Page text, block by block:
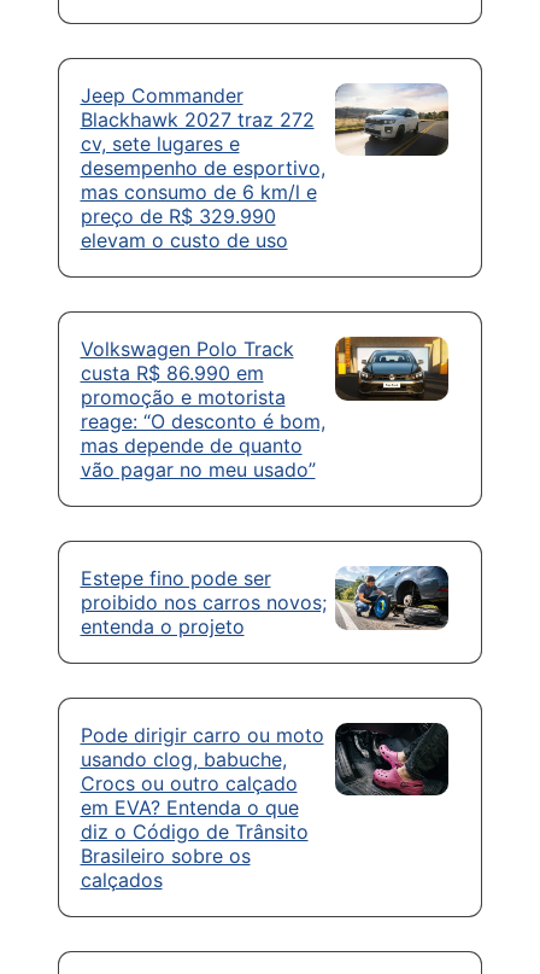
Jeep Commander
Blackhawk 2027 traz 272
cv, sete lugares e
desempenho de esportivo,
mas consumo de 6 km/l e
preço de R$ 329.990
elevam o custo de uso
Volkswagen Polo Track
custa R$ 86.990 em
promoção e motorista
reage: “O desconto é bom,
mas depende de quanto
vão pagar no meu usado”
Estepe fino pode ser
proibido nos carros novos;
entenda o projeto
Pode dirigir carro ou moto
usando clog, babuche,
Crocs ou outro calçado
em EVA? Entenda o que
diz o Código de Trânsito
Brasileiro sobre os
calçados